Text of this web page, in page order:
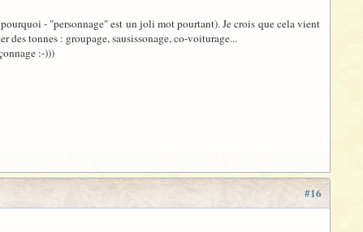
- "personnage" est un joli mot pourtant). Je crois que cela vient
tonnes : groupage, sausissonage, co-voiturage...
:-)))
#16